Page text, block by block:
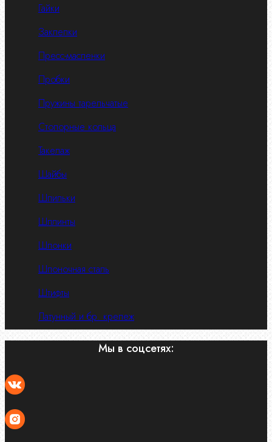
Гайки
Заклепки
Пресс-масленки
Пробки
Пружины тарельчатые
Стопорные кольца
Такелаж
Шайбы
Шпильки
Шплинты
Шпонки
Шпоночная сталь
Штифты
Латунный и бр. крепеж
Мы в соцсетях: